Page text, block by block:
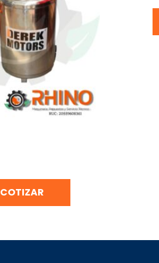
COTIZAR